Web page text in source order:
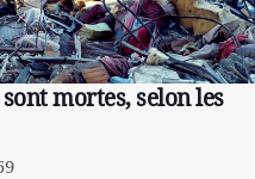
mortes, selon les